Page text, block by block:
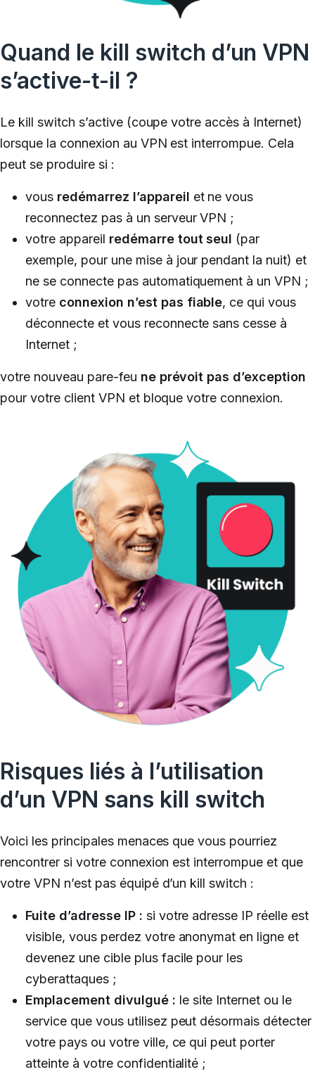
Quand le kill switch d’un VPN
s’active-t-il ?
Le kill switch s’active (coupe votre accès à Internet)
lorsque la connexion au VPN est interrompue. Cela
peut se produire si :
vous redémarrez l’appareil et ne vous
reconnectez pas à un serveur VPN ;
votre appareil redémarre tout seul (par
exemple, pour une mise à jour pendant la nuit) et
ne se connecte pas automatiquement à un VPN ;
votre connexion n’est pas fiable, ce qui vous
déconnecte et vous reconnecte sans cesse à
Internet ;
votre nouveau pare-feu ne prévoit pas d’exception
pour votre client VPN et bloque votre connexion.
Risques liés à l’utilisation
d’un VPN sans kill switch
Voici les principales menaces que vous pourriez
rencontrer si votre connexion est interrompue et que
votre VPN n’est pas équipé d’un kill switch :
Fuite d’adresse IP : si votre adresse IP réelle est
visible, vous perdez votre anonymat en ligne et
devenez une cible plus facile pour les
cyberattaques ;
Emplacement divulgué : le site Internet ou le
service que vous utilisez peut désormais détecter
votre pays ou votre ville, ce qui peut porter
atteinte à votre confidentialité ;